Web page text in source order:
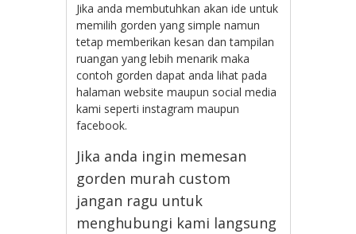
Jika anda membutuhkan akan ide untuk
memilih gorden yang simple namun
tetap memberikan kesan dan tampilan
ruangan yang lebih menarik maka
contoh gorden dapat anda lihat pada
halaman website maupun social media
kami seperti instagram maupun
facebook.
Jika anda ingin memesan
gorden murah custom
jangan ragu untuk
menghubungi kami langsung